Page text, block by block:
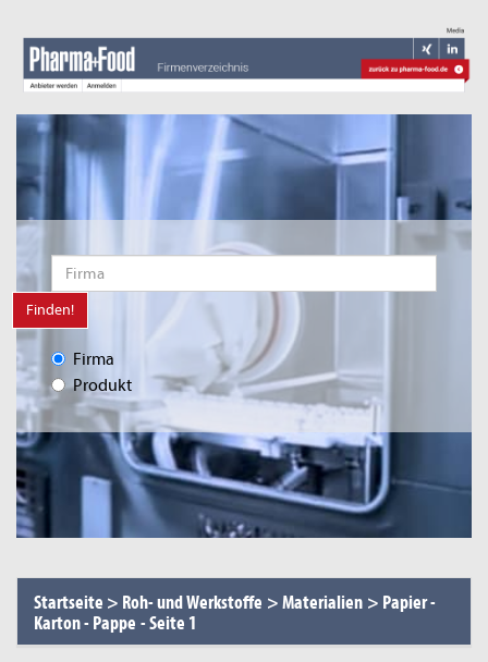
Finden!
Firma
Produkt
Startseite > Roh- und Werkstoffe >Materialien > Papier -
Karton - Pappe -Seite 1